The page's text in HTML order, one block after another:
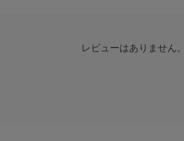
レビューはありません。